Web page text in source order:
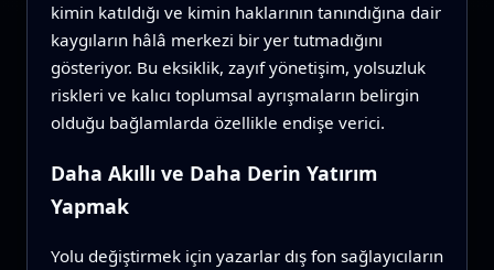
kimin katıldığı ve kimin haklarının tanındığına dair
kaygıların hâlâ merkezi bir yer tutmadığını
gösteriyor. Bu eksiklik, zayıf yönetişim, yolsuzluk
riskleri ve kalıcı toplumsal ayrışmaların belirgin
olduğu bağlamlarda özellikle endişe verici.
Daha Akıllı ve Daha Derin Yatırım
Yapmak
Yolu değiştirmek için yazarlar dış fon sağlayıcıların